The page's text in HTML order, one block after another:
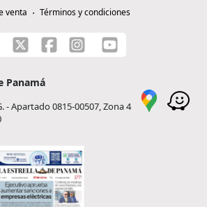
venta
Términos y condiciones
Panamá
- Apartado 0815-00507, Zona 4